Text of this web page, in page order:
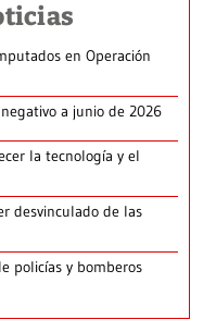
en Operación
a junio de 2026
la tecnología y el
desvinculado de las
policías y bomberos